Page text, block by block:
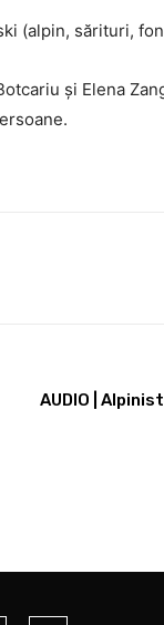
(alpin, sărituri,
și Elena
AUDIO |